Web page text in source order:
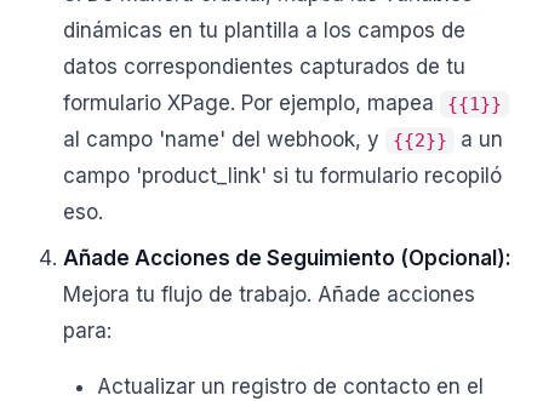
dinámicas en tu plantilla a los campos de
datos correspondientes capturados de tu
formulario XPage. Por ejemplo, mapea
{{1}}
al campo 'name' del webhook, y {{2}}
a un
campo 'product_link' si tu formulario recopiló
eso.
Añade Acciones de Seguimiento (Opcional):
Mejora tu flujo de trabajo. Añade acciones
para:
Actualizar un registro de contacto en el